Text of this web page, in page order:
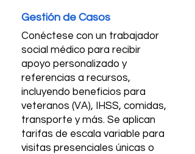
Gestión de Casos
Conéctese con un trabajador
social médico para recibir
apoyo personalizado y
referencias a recursos,
incluyendo beneficios para
veteranos (VA), IHSS, comidas,
transporte y más. Se aplican
tarifas de escala variable para
visitas presenciales únicas o